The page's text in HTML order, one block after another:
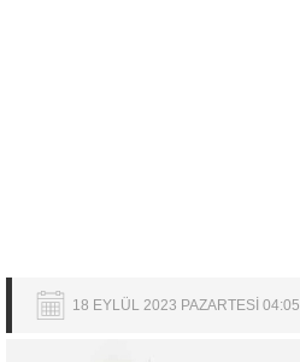
18 EYLÜL 2023 PAZARTESİ 04:05